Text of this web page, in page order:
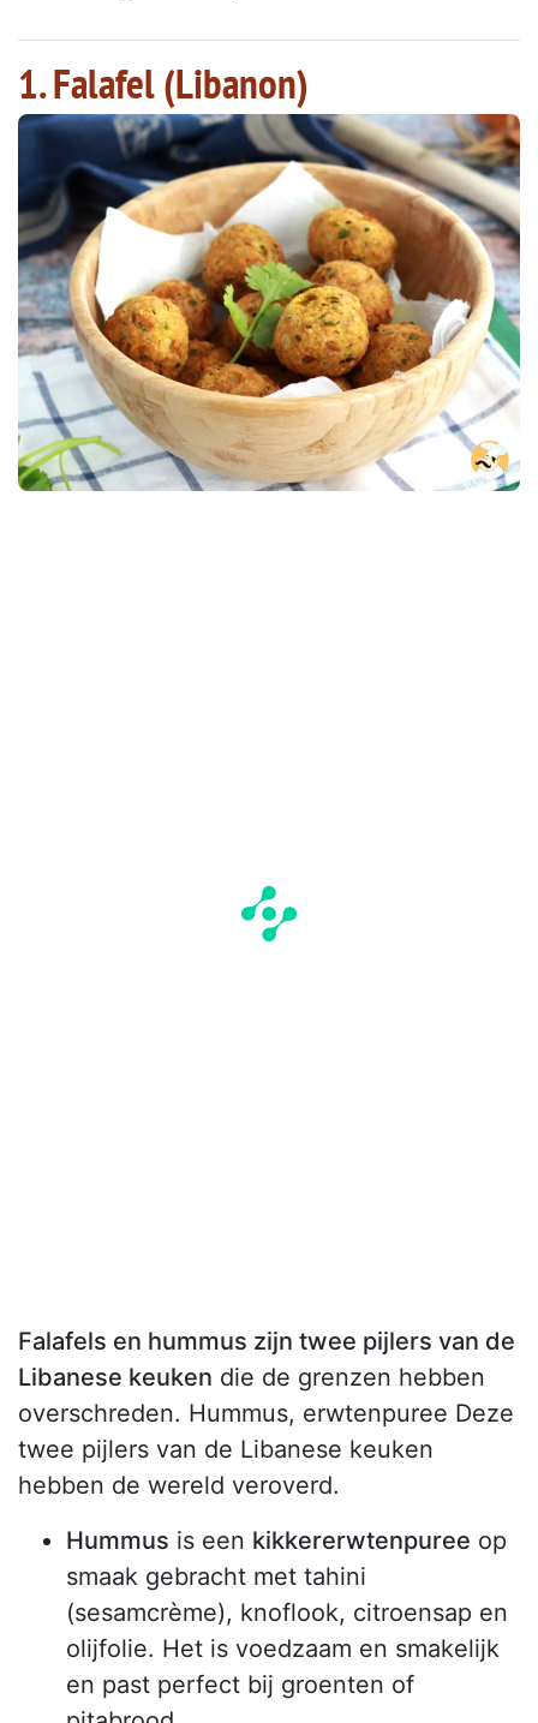
1. Falafel (Libanon)
Falafels en hummus zijn twee pijlers van de
Libanese keuken die de grenzen hebben
overschreden. Hummus, erwtenpuree Deze
twee pijlers van de Libanese keuken
hebben de wereld veroverd.
Hummus is een kikkererwtenpuree op
smaak gebracht met tahini
(sesamcrème), knoflook, citroensap en
olijfolie. Het is voedzaam en smakelijk
en past perfect bij groenten of